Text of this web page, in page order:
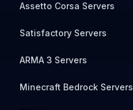
Assetto Corsa Servers
Satisfactory Servers
ARMA 3 Servers
Minecraft Bedrock Servers